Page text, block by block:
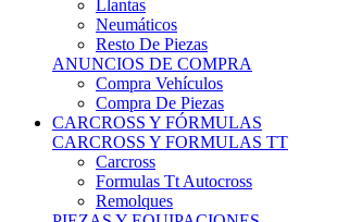
Resto De Piezas
ANUNCIOS DE COMPRA
Compra Vehículos
Compra De Piezas
CARCROSS Y FÓRMULAS
CARCROSS Y FORMULAS TT
Carcross
Formulas Tt Autocross
Remolques
PIEZAS Y EQUIPACIONES
Mecanica